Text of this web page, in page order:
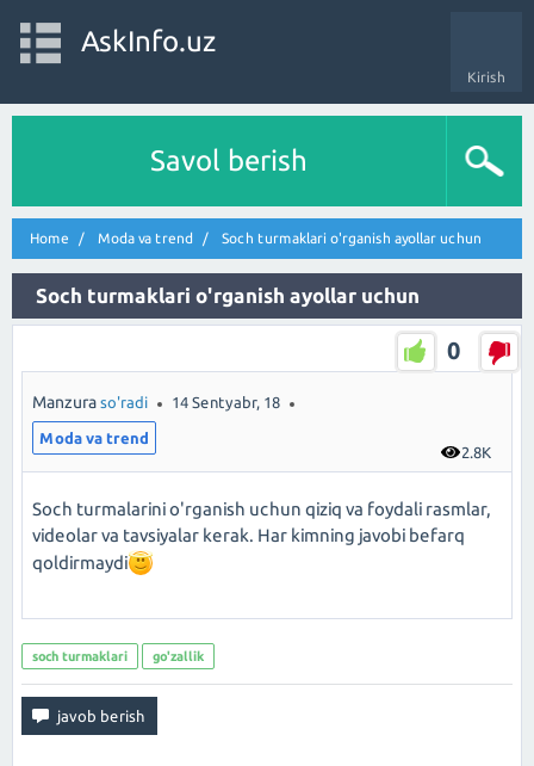
Kirish
AskInfo.uz
Savol berish
Home Moda va trend Soch turmaklari o'rganish ayollar uchun
Soch turmaklari o'rganish ayollar uchun
0
2.8K
Manzura so'radi 14 Sentyabr, 18
Moda va trend
Soch turmalarini o'rganish uchun qiziq va foydali rasmlar,
videolar va tavsiyalar kerak. Har kimning javobi befarq
qoldirmaydi
soch turmaklari go'zallik